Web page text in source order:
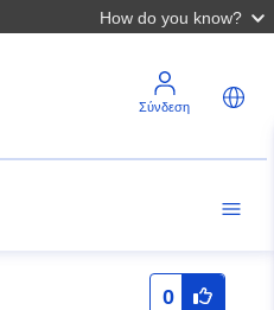
How do you know?
Σύνδεση
0